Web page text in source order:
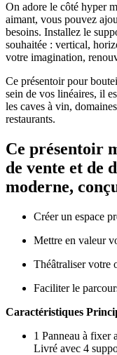
On adore le côté hyper
aimant, vous pouvez
besoins. Installez le
souhaitée : vertical,
votre imagination,
Ce présentoir pour
sein de vos linéaires, il
les caves à vin,
restaurants.
Ce présentoir
de vente et de
moderne,
Créer un espace
Mettre en valeur
Théâtraliser votre
Faciliter le
Caractéristiques
1 Panneau à fixer
Livré avec 4